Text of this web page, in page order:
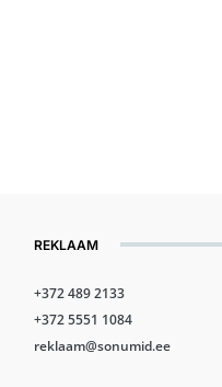
REKLAAM
+372 489 2133
+372 5551 1084
reklaam@sonumid.ee